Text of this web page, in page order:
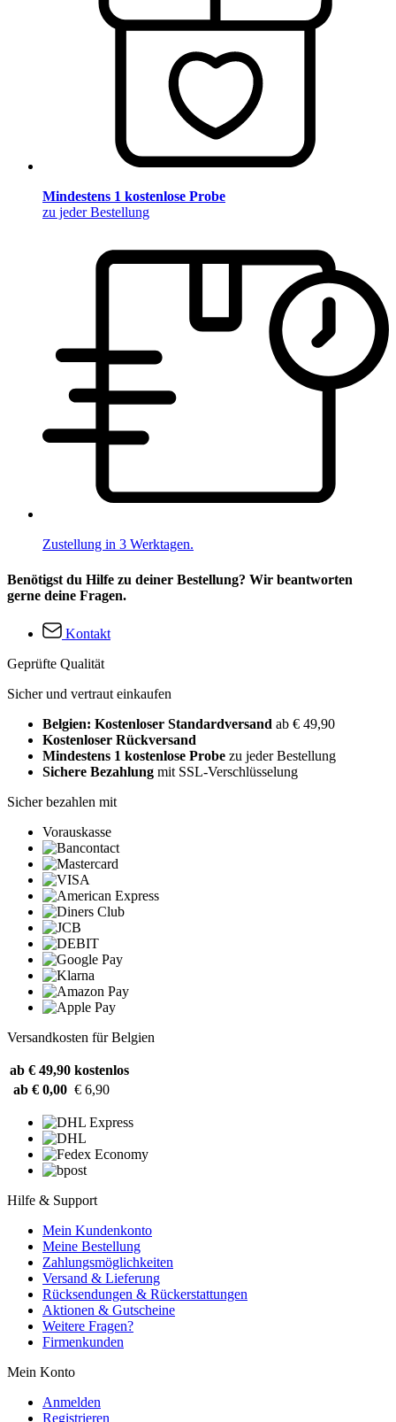
Mindestens 1 kostenlose Probe
zu jeder Bestellung
Zustellung in 3 Werktagen.
Benötigst du Hilfe zu deiner Bestellung? Wir beantworten
gerne deine Fragen.
Kontakt
Geprüfte Qualität
Sicher und vertraut einkaufen
Belgien: Kostenloser Standardversand ab € 49,90
Kostenloser Rückversand
Mindestens 1 kostenlose Probe zu jeder Bestellung
Sichere Bezahlung mit SSL-Verschlüsselung
Sicher bezahlen mit
Vorauskasse
Versandkosten für Belgien
ab € 49,90 kostenlos
ab € 0,00 € 6,90
Hilfe & Support
Mein Kundenkonto
Meine Bestellung
Zahlungsmöglichkeiten
Versand & Lieferung
Rücksendungen & Rückerstattungen
Aktionen & Gutscheine
Weitere Fragen?
Firmenkunden
Mein Konto
Anmelden
Registrieren